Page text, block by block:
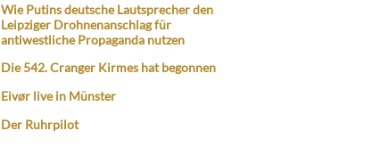
Wie Putins deutsche Lautsprecher den
Leipziger Drohnenanschlag für
antiwestliche Propaganda nutzen
Die 542. Cranger Kirmes hat begonnen
Eivør live in Münster
Der Ruhrpilot